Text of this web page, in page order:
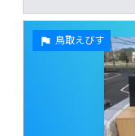
鳥取えびす